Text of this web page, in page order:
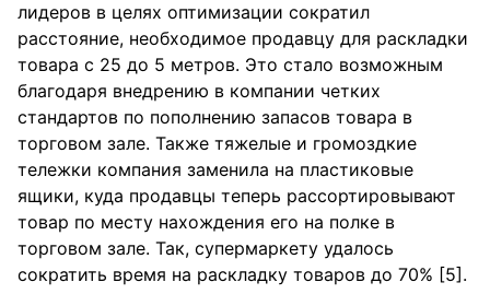
лидеров в целях оптимизации сократил
расстояние, необходимое продавцу для раскладки
товара с 25 до 5 метров. Это стало возможным
благодаря внедрению в компании четких
стандартов по пополнению запасов товара в
торговом зале. Также тяжелые и громоздкие
тележки компания заменила на пластиковые
ящики, куда продавцы теперь рассортировывают
товар по месту нахождения его на полке в
торговом зале. Так, супермаркету удалось
сократить время на раскладку товаров до 70% [5].